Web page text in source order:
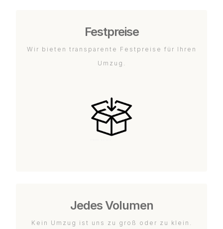
Festpreise
Wir bieten transparente Festpreise für Ihren
Umzug.
Jedes Volumen
Kein Umzug ist uns zu groß oder zu klein.